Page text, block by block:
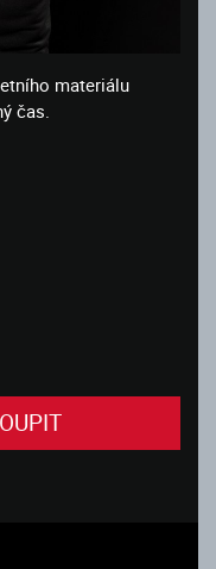
materiálu
čas.